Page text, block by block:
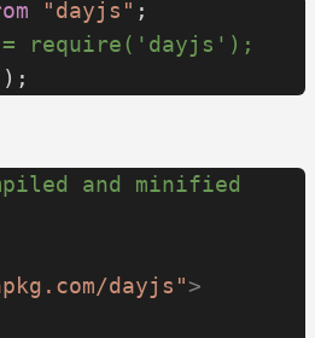
"dayjs" ;
require('dayjs');
and minified
dayjs">